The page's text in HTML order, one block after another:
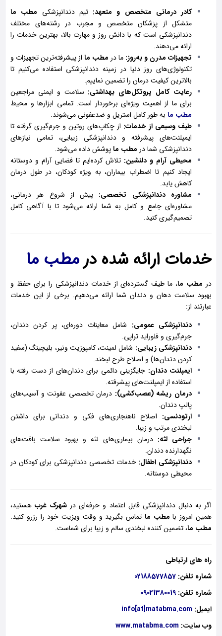
کادر درمانی متخصص و متعهد: تیم دندانپزشکی مطب ما
متشکل از پزشکان متخصص و مجرب در رشته‌های مختلف
دندانپزشکی است که با دانش روز و مهارت بالا، بهترین خدمات را
ارائه می‌دهند.
تجهیزات مدرن و به‌روز: ما در مطب ما از پیشرفته‌ترین تجهیزات و
تکنولوژی‌های روز دنیا در زمینه دندانپزشکی استفاده می‌کنیم تا
بالاترین کیفیت درمان را تضمین نماییم.
رعایت کامل پروتکل‌های بهداشتی: سلامت و ایمنی مراجعین
برای ما از اهمیت ویژه‌ای برخوردار است. تمامی ابزارها و محیط
مطب ما به طور کامل استریل و ضدعفونی می‌شوند.
طیف وسیعی از خدمات: از چکاپ‌های روتین و جرم‌گیری گرفته تا
ایمپلنت‌های پیشرفته و دندانپزشکی زیبایی، تمامی نیازهای
دندانپزشکی شما در مطب ماپوشش داده می‌شود.
محیطی آرام و دلنشین: تلاش کرده‌ایم تا فضایی آرام و دوستانه
ایجاد کنیم تا اضطراب بیماران، به ویژه کودکان، در طول درمان
کاهش یابد.
مشاوره دندانپزشکی تخصصی: پیش از شروع هر درمانی،
مشاوره‌ای جامع و کامل به شما ارائه می‌شود تا با آگاهی کامل
تصمیم‌گیری کنید.
خدمات ارائه شده درمطب ما
در مطب ما، ما طیف گسترده‌ای از خدمات دندانپزشکی را برای حفظ و
بهبود سلامت دهان و دندان شما ارائه می‌دهیم. برخی از این خدمات
عبارتند از:
دندانپزشکی عمومی: شامل معاینات دوره‌ای، پر کردن دندان،
جرم‌گیری و فلوراید تراپی.
دندانپزشکی زیبایی: شامل لمینت، کامپوزیت ونیر، بلیچینگ (سفید
کردن دندان‌ها) و اصلاح طرح لبخند.
ایمپلنت دندان: جایگزینی دائمی برای دندان‌های از دست رفته با
استفاده از ایمپلنت‌های پیشرفته.
درمان ریشه (عصب‌کشی): درمان تخصصی عفونت و آسیب‌های
پالپ دندان.
ارتودنسی: اصلاح ناهنجاری‌های فکی و دندانی برای داشتن
لبخندی مرتب و زیبا.
جراحی لثه: درمان بیماری‌های لثه و بهبود سلامت بافت‌های
نگهدارنده دندان.
دندانپزشکی اطفال: خدمات تخصصی دندانپزشکی برای کودکان در
محیطی دوستانه.
اگر به دنبال دندانپزشکی قابل اعتماد و حرفه‌ای در شهرک غربهستید،
همین امروز با مطب ما تماس بگیرید و وقت ویزیت خود را رزرو کنید.
مطب ما، تضمین کننده لبخندی سالم و زیبا برای شماست.
راه های ارتباطی
شماره تلفن: 02188577857
شماره تلفن: 09021380019
ایمیل: info[at]matabma.com
وب سایت: www.matabma.com